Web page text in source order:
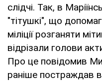
слідчі. Так, в
"тітушкі", що
міліції розганяти
відрізали голови
Про це повідомив
раніше постраждав